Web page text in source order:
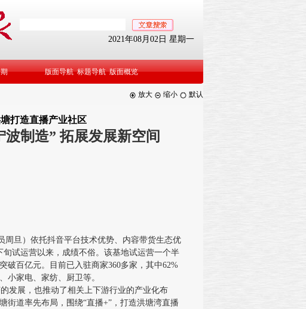
2021年08月02日 星期一
版面导航 标题导航 版面概览
放大 缩小 默认
打造直播产业社区
波制造” 拓展发展新空间
旦）依托抖音平台技术优势、内容带货生态优
试运营以来，成绩不俗。该基地试运营一个半
破百亿元。目前已入驻商家360多家，其中62%
小家电、家纺、厨卫等。
发展，也推动了相关上下游行业的产业化布
街道率先布局，围绕“直播+”，打造洪塘湾直播